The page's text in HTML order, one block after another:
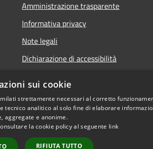
Amministrazione trasparente
Informativa privacy
Note legali
Dichiarazione di accessibilità
sui cookie
strettamente necessari al corretto
tecnico analitico al solo fine di elaborare
aggregate e anonime.
la cookie policy al seguente link
RIFIUTA TUTTO